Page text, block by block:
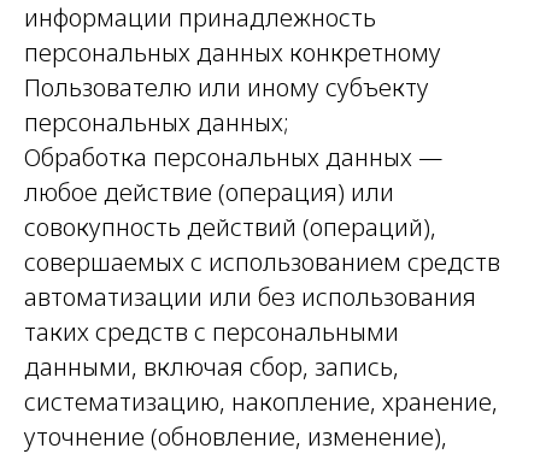
информации принадлежность
персональных данных конкретному
Пользователю или иному субъекту
персональных данных;
Обработка персональных данных —
любое действие (операция) или
совокупность действий (операций),
совершаемых с использованием средств
автоматизации или без использования
таких средств с персональными
данными, включая сбор, запись,
систематизацию, накопление, хранение,
уточнение (обновление, изменение),